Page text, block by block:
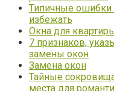
Типичные ошибки
избежать
Окна для
7 признаков,
замены окон
Замена окон
Тайные
места для